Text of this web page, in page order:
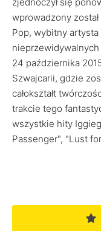
wprowadzony
Pop, wybitny
24 października
Szwajcarii, gdzie
całokształt
trakcie tego
wszystkie hity
Passenger", "Lust